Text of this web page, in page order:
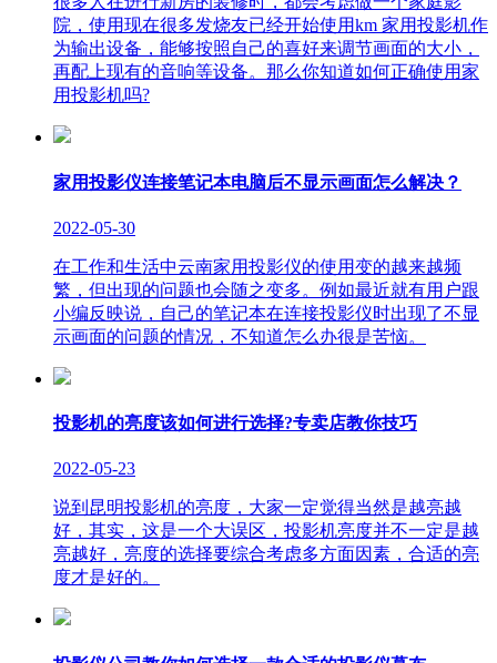
院，使用现在很多发烧友已经开始使用km 家用投影机作
为输出设备，能够按照自己的喜好来调节画面的大小，
再配上现有的音响等设备。那么你知道如何正确使用家
用投影机吗?
家用投影仪连接笔记本电脑后不显示画面怎么解决？
2022-05-30
在工作和生活中云南家用投影仪的使用变的越来越频
繁，但出现的问题也会随之变多。例如最近就有用户跟
小编反映说，自己的笔记本在连接投影仪时出现了不显
示画面的问题的情况，不知道怎么办很是苦恼。
投影机的亮度该如何进行选择?专卖店教你技巧
2022-05-23
说到昆明投影机的亮度，大家一定觉得当然是越亮越
好，其实，这是一个大误区，投影机亮度并不一定是越
亮越好，亮度的选择要综合考虑多方面因素，合适的亮
度才是好的。